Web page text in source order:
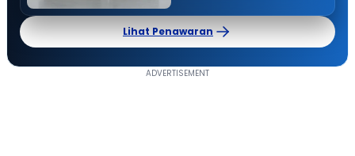
Lihat Penawaran